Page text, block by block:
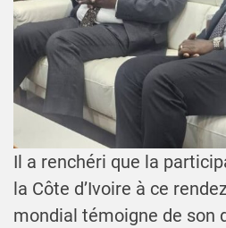
Il a renchéri que la
la Côte d’Ivoire à ce
mondial témoigne de son